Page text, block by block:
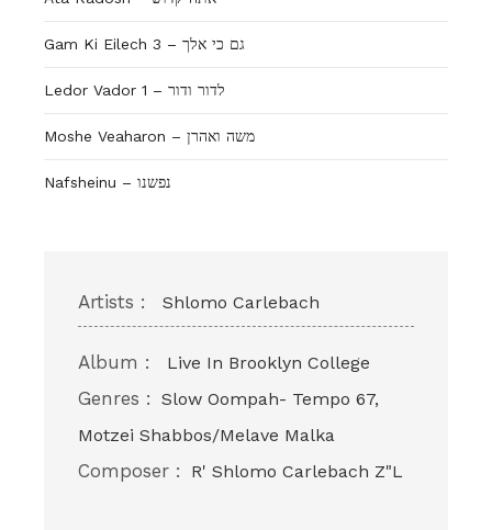
Gam Ki Eilech 3 – גם כי אלך
Ledor Vador 1 – לדור ודור
Moshe Veaharon – משה ואהרן
Nafsheinu – נפשנו
Artists : Shlomo Carlebach
Album : Live In Brooklyn College
Genres : Slow Oompah- Tempo 67,
Motzei Shabbos/Melave Malka
Composer : R' Shlomo Carlebach Z"L